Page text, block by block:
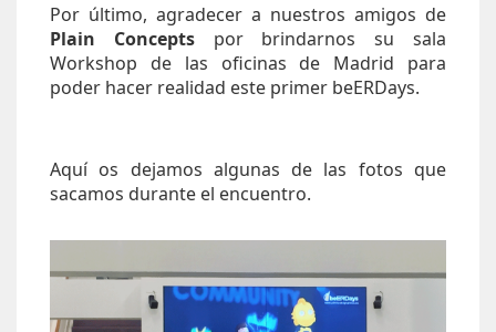
Por último, agradecer a nuestros amigos de
Plain Conceptspor brindarnos su sala
Workshop de las oficinas de Madrid para
poder hacer realidad este primer beERDays.
Aquí os dejamos algunas de las fotos que
sacamos durante el encuentro.